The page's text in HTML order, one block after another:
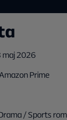
maj 2026
Amazon Prime
/ Sports